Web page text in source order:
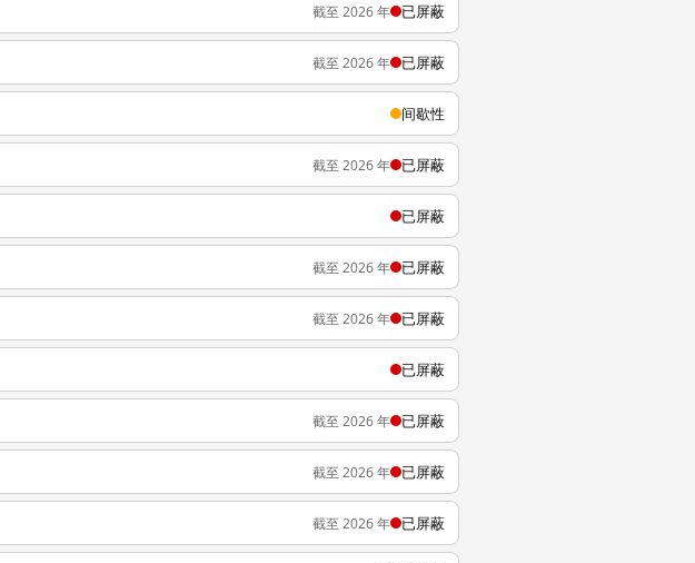
截至 2026 年 已屏蔽
截至 2026 年 已屏蔽
间歇性
截至 2026 年 已屏蔽
已屏蔽
截至 2026 年 已屏蔽
截至 2026 年 已屏蔽
已屏蔽
截至 2026 年 已屏蔽
截至 2026 年 已屏蔽
截至 2026 年 已屏蔽